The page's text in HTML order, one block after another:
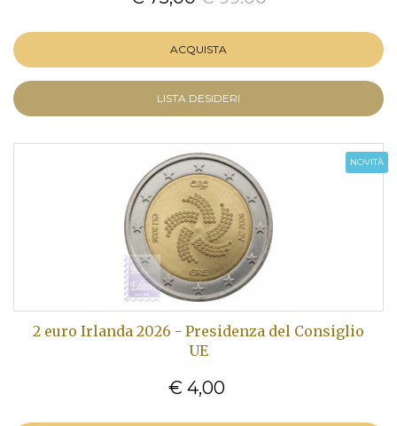
ACQUISTA
LISTA DESIDERI
NOVITÀ
2 euro Irlanda 2026 - Presidenza del Consiglio
UE
€ 4,00